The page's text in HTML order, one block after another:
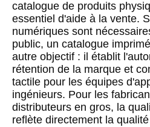
catalogue de produits
essentiel d'aide à la vente.
numériques sont
public, un catalogue
autre objectif : il établit
rétention de la marque et
tactile pour les équipes
ingénieurs. Pour les
distributeurs en gros, la
reflète directement la